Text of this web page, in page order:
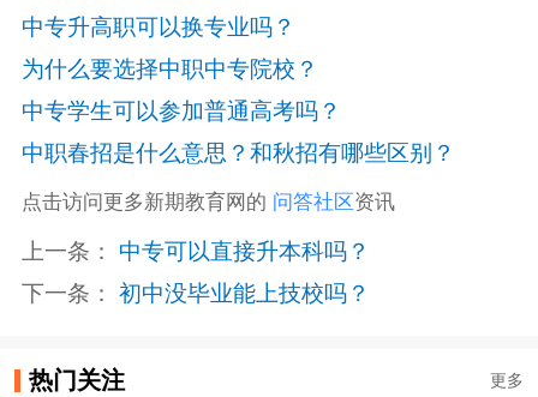
中专升高职可以换专业吗？
为什么要选择中职中专院校？
中专学生可以参加普通高考吗？
中职春招是什么意思？和秋招有哪些区别？
点击访问更多新期教育网的 问答社区资讯
上一条： 中专可以直接升本科吗？
下一条： 初中没毕业能上技校吗？
热门关注 更多